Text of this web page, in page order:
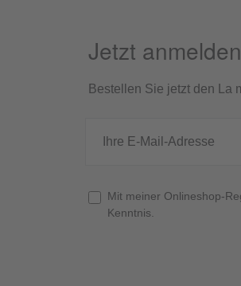
Jetzt
Bestellen Sie jetzt den La
Mit meiner Onlineshop-
Kenntnis.